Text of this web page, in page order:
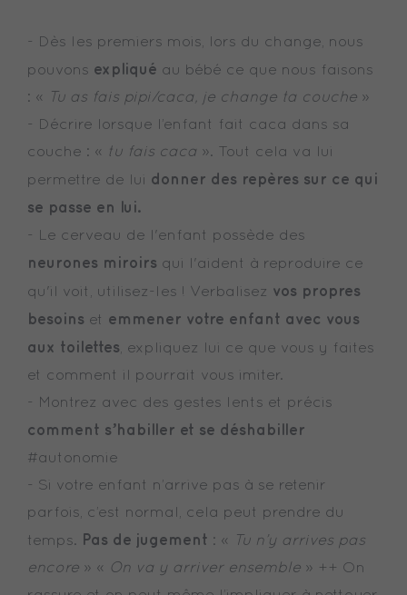
- Dès les premiers mois, lors du change, nous
pouvons expliqué au bébé ce que nous faisons
: «
Tu as fais pipi/caca, je change ta couche »
- Décrire lorsque l’enfant fait caca dans sa
couche : «
tu fais caca ». Tout cela va lui
permettre de lui donner des repères sur ce qui
se passe en lui.
- Le cerveau de l'enfant possède des
neurones miroirs qui l'aident à reproduire ce
qu'il voit, utilisez-les ! Verbalisez vos propres
besoins et emmener votre enfant avec vous
aux toilettes, expliquez lui ce que vous y faites
et comment il pourrait vous imiter.
- Montrez avec des gestes lents et précis
comment s’habiller et se déshabiller
#autonomie
- Si votre enfant n’arrive pas à se retenir
parfois, c’est normal, cela peut prendre du
temps. Pas de jugement : «
Tu n’y arrives pas
encore » « On va y arriver ensemble » ++ On